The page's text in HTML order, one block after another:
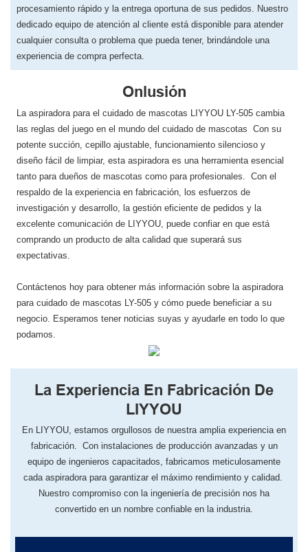
procesamiento rápido y la entrega oportuna de sus pedidos. Nuestro
dedicado equipo de atención al cliente está disponible para atender
cualquier consulta o problema que pueda tener, brindándole una
experiencia de compra perfecta.
Onlusión
La aspiradora para el cuidado de mascotas LIYYOU LY-505 cambia
las reglas del juego en el mundo del cuidado de mascotas Con su
potente succión, cepillo ajustable, funcionamiento silencioso y
diseño fácil de limpiar, esta aspiradora es una herramienta esencial
tanto para dueños de mascotas como para profesionales. Con el
respaldo de la experiencia en fabricación, los esfuerzos de
investigación y desarrollo, la gestión eficiente de pedidos y la
excelente comunicación de LIYYOU, ​​puede confiar en que está
comprando un producto de alta calidad que superará sus
expectativas.
Contáctenos hoy para obtener más información sobre la aspiradora
para cuidado de mascotas LY-505 y cómo puede beneficiar a su
negocio. Esperamos tener noticias suyas y ayudarle en todo lo que
podamos.
La Experiencia En Fabricación De
LIYYOU
En LIYYOU, ​​estamos orgullosos de nuestra amplia experiencia en
fabricación. Con instalaciones de producción avanzadas y un
equipo de ingenieros capacitados, fabricamos meticulosamente
cada aspiradora para garantizar el máximo rendimiento y calidad.
Nuestro compromiso con la ingeniería de precisión nos ha
convertido en un nombre confiable en la industria.